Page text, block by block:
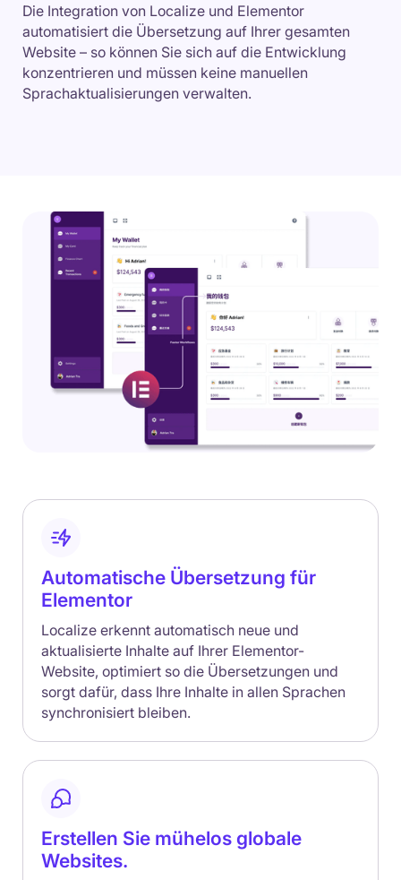
Die Integration von Localize und Elementor
automatisiert die Übersetzung auf Ihrer gesamten
Website – so können Sie sich auf die Entwicklung
konzentrieren und müssen keine manuellen
Sprachaktualisierungen verwalten.
Automatische Übersetzung für
Elementor
Localize erkennt automatisch neue und
aktualisierte Inhalte auf Ihrer Elementor-
Website, optimiert so die Übersetzungen und
sorgt dafür, dass Ihre Inhalte in allen Sprachen
synchronisiert bleiben.
Erstellen Sie mühelos globale
Websites.